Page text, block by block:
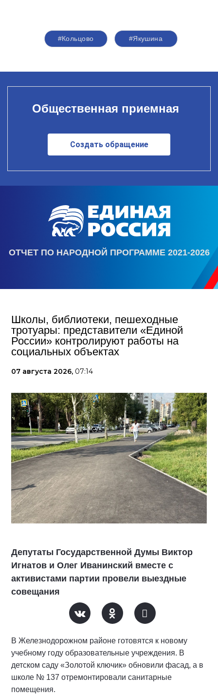
#Кольцово #Якушина
Общественная приемная
Создать обращение
ОТЧЕТ ПО НАРОДНОЙ ПРОГРАММЕ 2021-2026
Школы, библиотеки, пешеходные
тротуары: представители «Единой
России» контролируют работы на
социальных объектах
07 августа 2026, 07:14
Депутаты Государственной Думы Виктор
Игнатов и Олег Иванинский вместе с
активистами партии провели выездные
совещания
В Железнодорожном районе готовятся к новому
учебному году образовательные учреждения. В
детском саду «Золотой ключик» обновили фасад, а в
школе № 137 отремонтировали санитарные
помещения.